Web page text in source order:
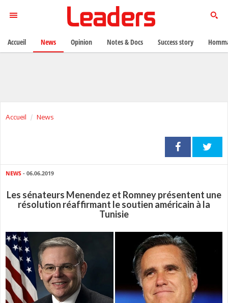
Accueil News
NEWS - 06.06.2019
Les sénateurs Menendez et Romney présentent une
résolution réaffirmant le soutien américain à la
Tunisie
Accueil News Opinion Notes & Docs Success story